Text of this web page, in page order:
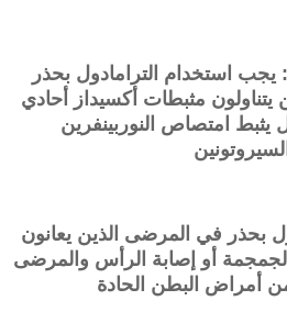
استخدام الترامادول بحذر
مثبطات أكسيداز أحادي
يثبط امتصاص النوربينفرين
بحذر في المرضى الذين يعانون
أو إصابة الرأس والمرضى
من أمراض البطن الحادة